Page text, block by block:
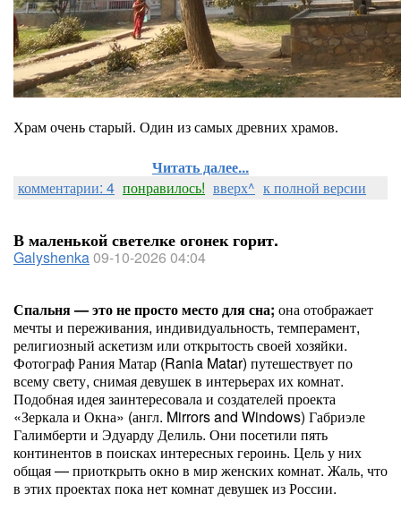
Храм очень старый. Один из самых древних храмов.
Читать далее...
комментарии: 4 понравилось! вверх^ к полной версии
В маленькой светелке огонек горит.
Galyshenka09-10-2026 04:04
Спальня — это не просто место для сна; она отображает
мечты и переживания, индивидуальность, темперамент,
религиозный аскетизм или открытость своей хозяйки.
Фотограф Рания Матар (Rania Matar) путешествует по
всему свету, снимая девушек в интерьерах их комнат.
Подобная идея заинтересовала и создателей проекта
«Зеркала и Окна» (англ. Mirrors and Windows) Габриэле
Галимберти и Эдуарду Делиль. Они посетили пять
континентов в поисках интересных героинь. Цель у них
общая — приоткрыть окно в мир женских комнат. Жаль, что
в этих проектах пока нет комнат девушек из России.